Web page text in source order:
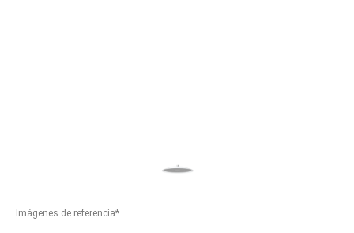
Imágenes de referencia*